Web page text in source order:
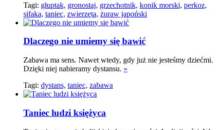
Tagi: głuptak, gronostaj, grzechotnik, konik morski, perkoz,
sifaka, taniec, zwierzęta, żuraw japoński
Dlaczego nie umiemy się bawić
Zabawa ma sens. Nawet wtedy, gdy już nie jesteśmy dziećmi.
Dzięki niej nabieramy dystansu. »
Tagi: dystans, taniec, zabawa
Taniec ludzi księżyca